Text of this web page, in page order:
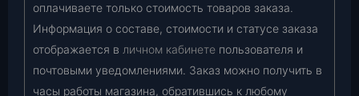
оплачиваете только стоимость товаров заказа.
Информация о составе, стоимости и статусе заказа
отображается в личном кабинете пользователя и
почтовыми уведомлениями. Заказ можно получить в
часы работы магазина, обратившись к любому